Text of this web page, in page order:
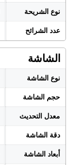
نوع الشريحة
عدد الشرائح
الشاشة
نوع الشاشة
حجم الشاشة
معدل التحديث
دقة الشاشة
أبعاد الشاشة